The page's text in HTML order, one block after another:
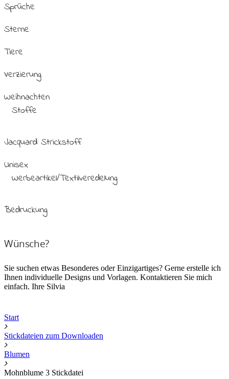
Sprüche
Sterne
Tiere
Verzierung
Weihnachten
Stoffe
Jacquard Strickstoff
Unisex
Werbeartikel/Textilveredelung
Bedruckung
Wünsche?
Sie suchen etwas Besonderes oder Einzigartiges? Gerne erstelle ich
Ihnen individuelle Designs und Vorlagen. Kontaktieren Sie mich
einfach. Ihre Silvia
Start
Stickdateien zum Downloaden
Blumen
Mohnblume 3 Stickdatei